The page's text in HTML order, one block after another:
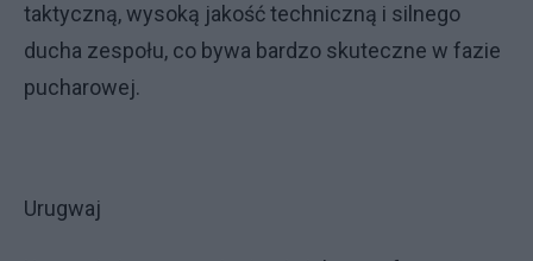
taktyczną, wysoką jakość techniczną i silnego
ducha zespołu, co bywa bardzo skuteczne w fazie
pucharowej.
Urugwaj